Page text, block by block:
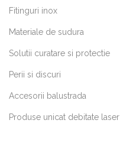
Fitinguri inox
Materiale de sudura
Solutii curatare si protectie
Perii si discuri
Accesorii balustrada
Produse unicat debitate laser